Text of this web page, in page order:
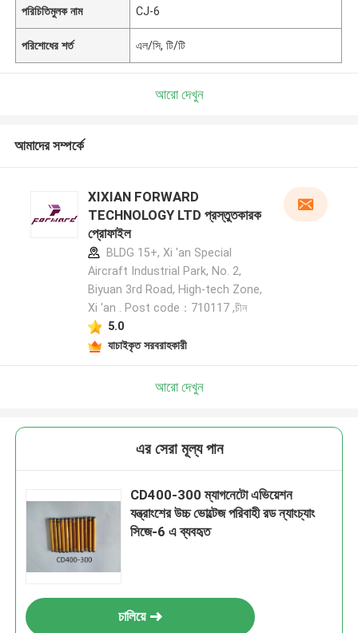
পরিচিতিমুলক নাম CJ-6
পরিশোধের শর্ত এল/সি, টি/টি
আরো দেখুন
আমাদের সম্পর্কে
XIXIAN FORWARD
TECHNOLOGY LTD প্রস্তুতকারক
প্রোফাইল
BLDG 15+, Xi 'an Special
Aircraft Industrial Park, No. 2,
Biyuan 3rd Road, High-tech Zone,
Xi 'an . Post code：710117 ,চীন
5.0
যাচাইকৃত সরবরাহকারী
আরো দেখুন
এর সেরা মূল্য পান
CD400-300 ম্যাগনেটো এভিয়েশন
যন্ত্রাংশের উচ্চ ভোল্টেজ পরিবাহী রড ন্যাংচ্যাং
সিজে-6 এ ব্যবহৃত
চালিয়ে